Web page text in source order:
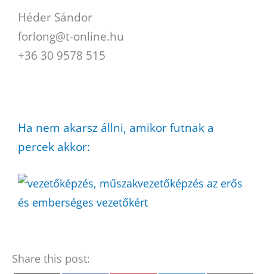
Héder Sándor
forlong@t-online.hu
+36 30 9578 515
Ha nem akarsz állni, amikor futnak a
percek akkor:
Share this post: